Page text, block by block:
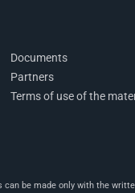
Documents
Partners
Terms of use of the
be made only with the